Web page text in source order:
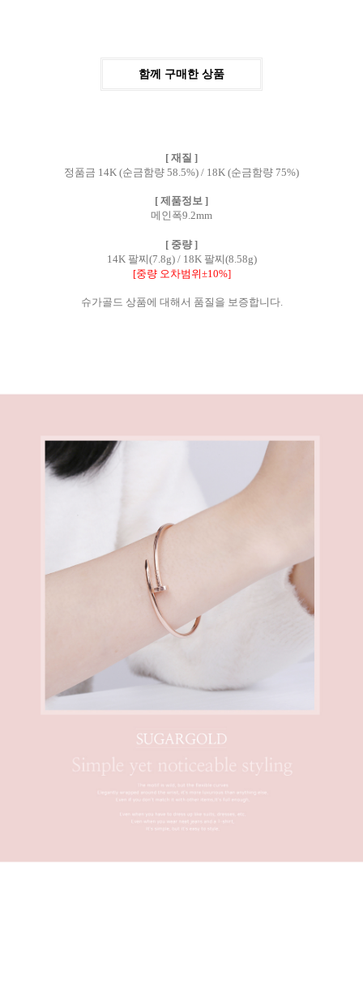
함께 구매한 상품
[ 재질 ]
정품금 14K (순금함량 58.5%) / 18K (순금함량 75%)
[ 제품정보 ]
메인폭9.2mm
[ 중량 ]
14K 팔찌(7.8g) / 18K 팔찌(8.58g)
[중량 오차범위±10%]
슈가골드 상품에 대해서 품질을 보증합니다.